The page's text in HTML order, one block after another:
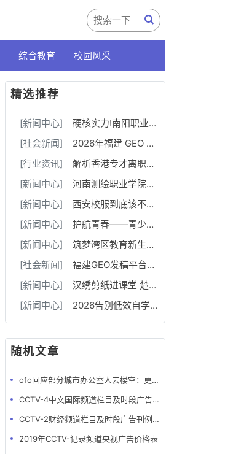
综合教育 校园风采
精选推荐
[新闻中心]
硬核实力!南阳职业学院斩获三创赛乡村振兴实战赛全国二等奖
[社会新闻]
2026年福建 GEO 软文发稿服务商｜慧品宣：以 AI 技术赋能品牌全域传播
[行业资讯]
解析香港专才离职断签问题，5 点教你辨别合作雇主资质
[新闻中心]
河南测绘职业学院：融媒聚力守阵地 数字赋能育新人
[新闻中心]
西安校服到底该不该推向市场化？该如何市场化？由谁来做？
[新闻中心]
护航青春——青少年健康成长案例交流推广活动在绵阳成功举办
[新闻中心]
筑梦湾区教育新生态！树梦学旅大湾区运营中心暨博韬社群教育俱乐部正式揭牌启幕
[社会新闻]
福建GEO发稿平台怎么选？两大本土合规推广平台实测推荐
[新闻中心]
汉绣剪纸进课堂 楚韵非遗润童心
[新闻中心]
2026告别低效自学，武汉高三补习机构华壹高考18-20人小班，每30-50分独立成班
随机文章
ofo回应部分城市办公室人去楼空：更换办公地点，正常运营
CCTV-4中文国际频道栏目及时段广告刊例
CCTV-2财经频道栏目及时段广告刊例-最全版
2019年CCTV-记录频道央视广告价格表